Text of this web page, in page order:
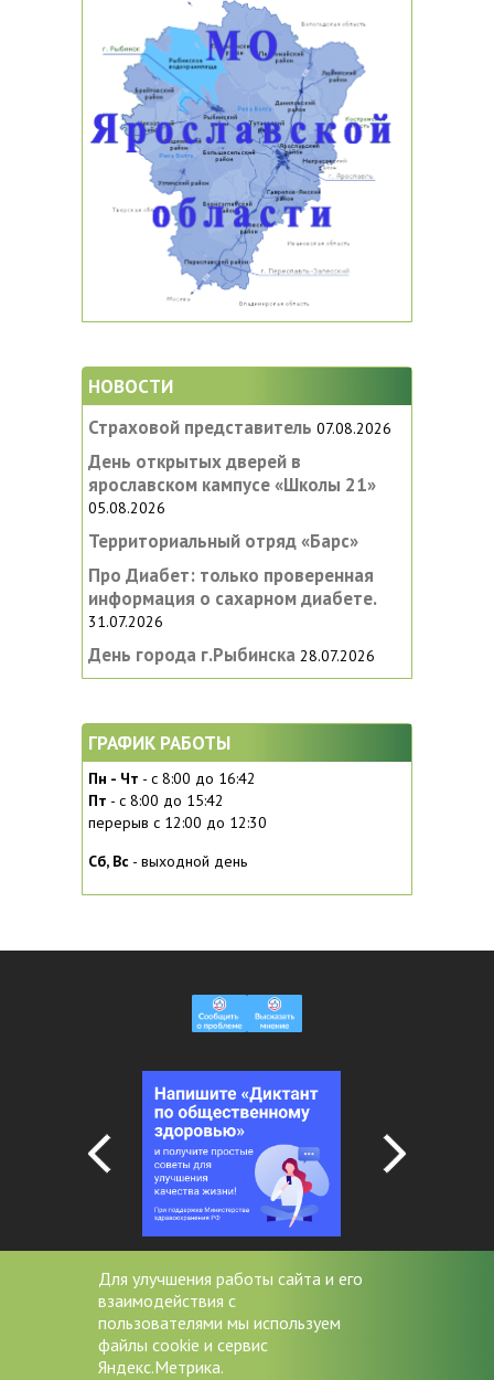
НОВОСТИ
Страховой представитель 07.08.2026
День открытых дверей в
ярославском кампусе «‎Школы 21»
05.08.2026
Территориальный отряд «Барс»
Про Диабет: только проверенная
информация о сахарном диабете.
31.07.2026
День города г.Рыбинска 28.07.2026
ГРАФИК РАБОТЫ
Пн - Чт - с 8:00 до 16:42
Пт - с 8:00 до 15:42
перерыв с 12:00 до 12:30
Сб, Вc - выходной день
+7 (4852) 20-53-08
miac@zdrav76.ru
Для улучшения работы сайта и его
взаимодействия с
пользователями мы используем
файлы cookie и сервис
Яндекс.Метрика.